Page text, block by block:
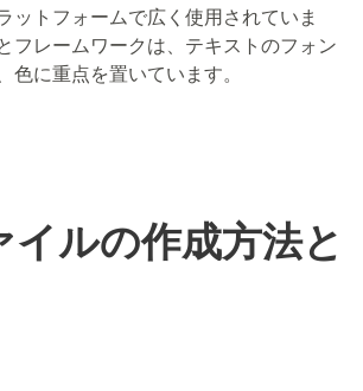
ットフォームで広く使用されていま
フレームワークは、テキストのフォン
色に重点を置いています。
イルの作成方法と